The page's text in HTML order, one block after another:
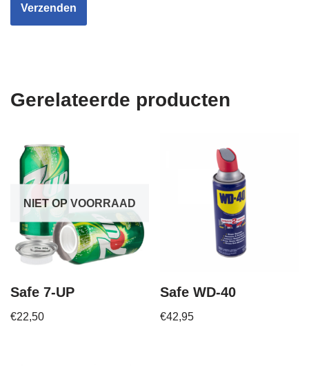
Gerelateerde producten
NIET OP VOORRAAD
Safe 7-UP
€22,50
Safe WD-40
€42,95